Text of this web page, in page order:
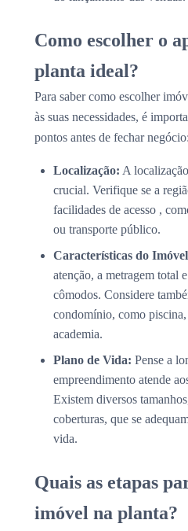
Como escolher o
planta ideal?
Para saber como escolher
às suas necessidades, é
pontos antes de fechar negócio:
Localização: A
crucial. Verifique se a
facilidades de acesso ,
ou transporte público.
Características do
atenção, a metragem total
cômodos. Considere
condomínio, como piscina,
academia.
Plano de Vida: Pense a
empreendimento atende
Existem diversos
coberturas, que se
vida.
Quais as etapas
imóvel na planta?